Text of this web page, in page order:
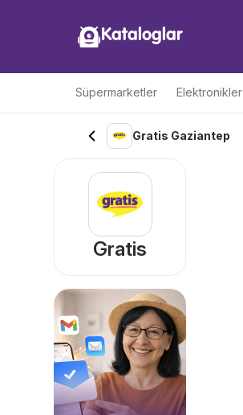
Kataloglar
Süpermarketler Elektronikler
Gratis Gaziantep
Gratis